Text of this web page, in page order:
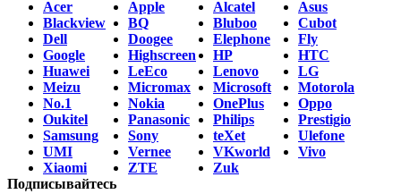
Acer Apple Alcatel
Asus
Blackview
BQ Bluboo
Cubot
Dell
Doogee Elephone
Fly
Google
Highscreen HP
HTC
Huawei
LeEco Lenovo
LG
Meizu
Micromax Microsoft
Motorola
No.1
Nokia OnePlus
Oppo
Oukitel
Panasonic Philips
Prestigio
Samsung
Sony teXet
Ulefone
UMI
Vernee VKworld
Vivo
Xiaomi
ZTE
Zuk
Подписывайтесь